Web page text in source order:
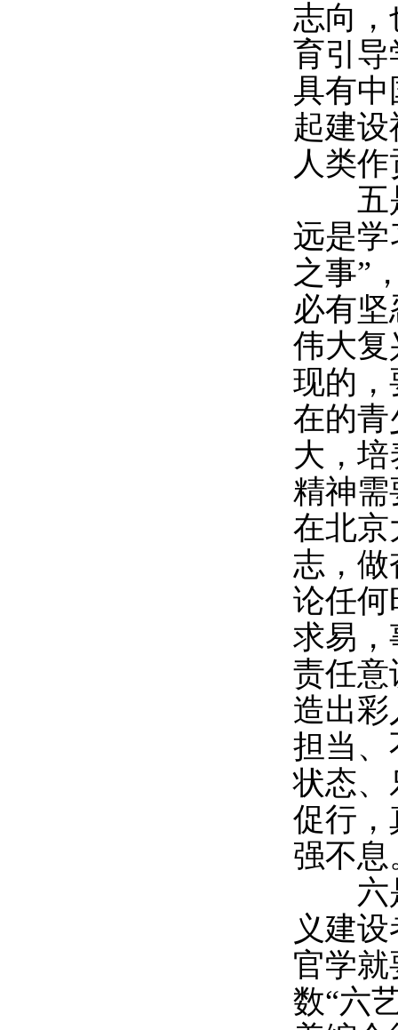
志向
育引导
具有
起建
人类
五是
远是学
之事”
必有
伟大复
现的，
在的青
大，
精神需
在北京
志，做
论任何
求易，
责任意
造出
担当、
状态、
促行，
强不息
六是
义建
官学
数“六